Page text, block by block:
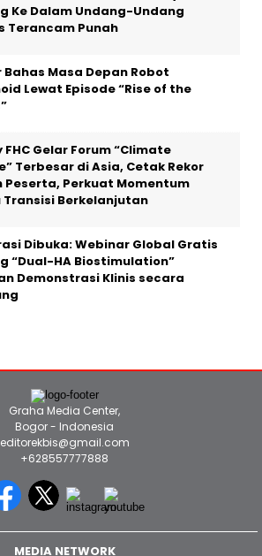
Ke Dalam Undang-Undang
Terancam Punah
Bahas Masa Depan Robot
Lewat Episode “Rise of the
Gelar Forum “Climate
Terbesar di Asia, Cetak Rekor
Peserta, Perkuat Momentum
Transisi Berkelanjutan
Dibuka: Webinar Global Gratis
“Dual-HA Biostimulation”
Demonstrasi Klinis secara
Graha Media Center,
Bogor - Indonesia
editorekbis@gmail.com
+628557777888
MEDIA NETWORK